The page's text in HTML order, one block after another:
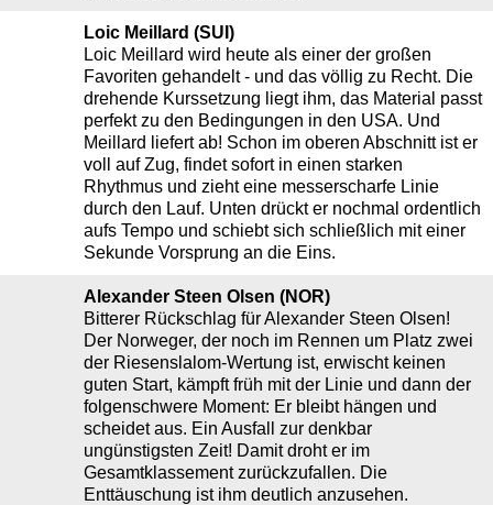
Loic Meillard (SUI)
Loic Meillard wird heute als einer der großen
Favoriten gehandelt - und das völlig zu Recht. Die
drehende Kurssetzung liegt ihm, das Material passt
perfekt zu den Bedingungen in den USA. Und
Meillard liefert ab! Schon im oberen Abschnitt ist er
voll auf Zug, findet sofort in einen starken
Rhythmus und zieht eine messerscharfe Linie
durch den Lauf. Unten drückt er nochmal ordentlich
aufs Tempo und schiebt sich schließlich mit einer
Sekunde Vorsprung an die Eins.
Alexander Steen Olsen (NOR)
Bitterer Rückschlag für Alexander Steen Olsen!
Der Norweger, der noch im Rennen um Platz zwei
der Riesenslalom-Wertung ist, erwischt keinen
guten Start, kämpft früh mit der Linie und dann der
folgenschwere Moment: Er bleibt hängen und
scheidet aus. Ein Ausfall zur denkbar
ungünstigsten Zeit! Damit droht er im
Gesamtklassement zurückzufallen. Die
Enttäuschung ist ihm deutlich anzusehen.